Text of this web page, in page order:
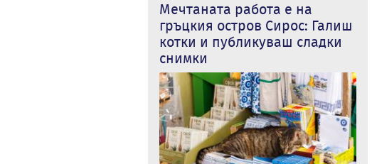
Мечтаната работа е на
гръцкия остров Сирос: Галиш
котки и публикуваш сладки
снимки